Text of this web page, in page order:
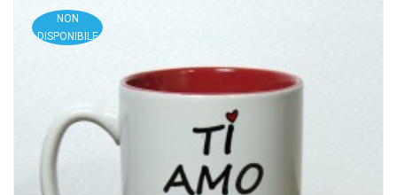
NON
DISPONIBILE